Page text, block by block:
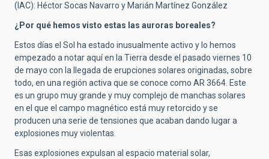
(IAC): Héctor Socas Navarro y Marián Martínez González
¿Por qué hemos visto estas las auroras boreales?
Estos días el Sol ha estado inusualmente activo y lo hemos
empezado a notar aquí en la Tierra desde el pasado viernes 10
de mayo con la llegada de erupciones solares originadas, sobre
todo, en una región activa que se conoce como AR 3664. Este
es un grupo muy grande y muy complejo de manchas solares
en el que el campo magnético está muy retorcido y se
producen una serie de tensiones que acaban dando lugar a
explosiones muy violentas.
Esas explosiones expulsan al espacio material solar,